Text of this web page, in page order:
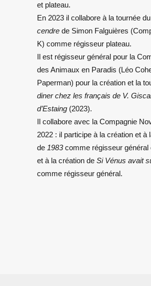
et plateau.
En 2023 il collabore à la tournée du
cendre de Simon Falguières
K) comme régisseur plateau.
Il est régisseur général pour la
des Animaux en Paradis (Léo
Paperman) pour la création et la
diner chez les français de V.
d’Estaing (2023).
Il collabore avec la Compagnie
2022 : il participe à la création et à
de 1983comme régisseur général
et à la création de Si Vénus avait
comme régisseur général.